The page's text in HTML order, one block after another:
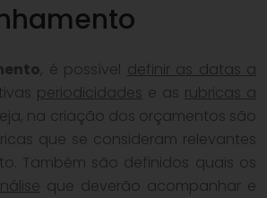
, é possível definir as datas a
periodicidades e as rubricas a
na criação dos orçamentos são
que se consideram relevantes
Também são definidos quais os
que deverão acompanhar e